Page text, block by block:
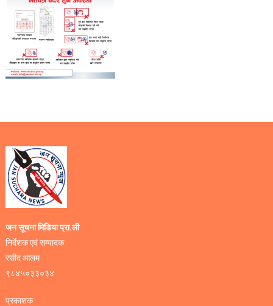
जन सूचना मिडिया प्रा.ली
निर्देशक एवं सम्पादक
रसीद आलम
९८४५०३३०३४
प्रकाशक